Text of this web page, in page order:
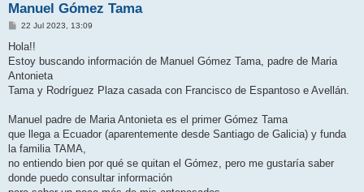
Manuel Gómez Tama
M
n
a
j
22 Jul 2023, 13:09
Hola!!
Estoy buscando información de Manuel Gómez Tama, padre de Maria
Antonieta
Tama y Rodríguez Plaza casada con Francisco de Espantoso e Avellán.
Manuel padre de Maria Antonieta es el primer Gómez Tama
que llega a Ecuador (aparentemente desde Santiago de Galicia) y funda
la familia TAMA,
no entiendo bien por qué se quitan el Gómez, pero me gustaría saber
donde puedo consultar información